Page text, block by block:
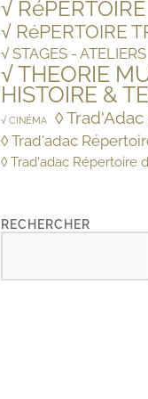
√
√ RéPERTOIRE
√ STAGES - ATELIERS
√ THEORIE
HISTOIRE &
√ CINÉMA ◊
◊ Trad'adac
◊ Trad'adac Répertoire
RECHERCHER